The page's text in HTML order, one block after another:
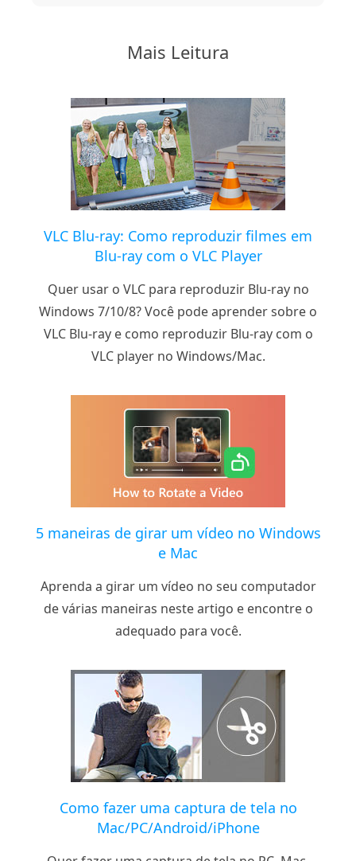
Mais Leitura
VLC Blu-ray: Como reproduzir filmes em
Blu-ray com o VLC Player
Quer usar o VLC para reproduzir Blu-ray no
Windows 7/10/8? Você pode aprender sobre o
VLC Blu-ray e como reproduzir Blu-ray com o
VLC player no Windows/Mac.
5 maneiras de girar um vídeo no Windows
e Mac
Aprenda a girar um vídeo no seu computador
de várias maneiras neste artigo e encontre o
adequado para você.
Como fazer uma captura de tela no
Mac/PC/Android/iPhone